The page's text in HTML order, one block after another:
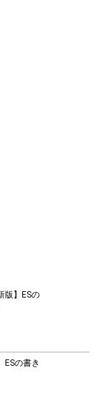
版】ESの
ESの書き